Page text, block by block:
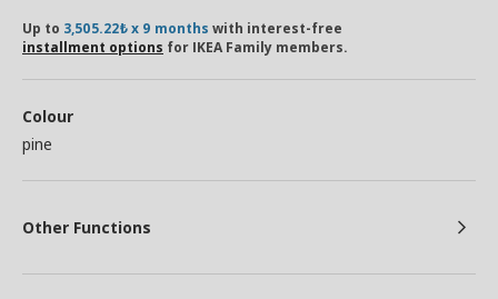
Up to 3,505.22₺ x 9 months with interest-free
installment options for IKEA Family members.
Colour
pine
Other Functions